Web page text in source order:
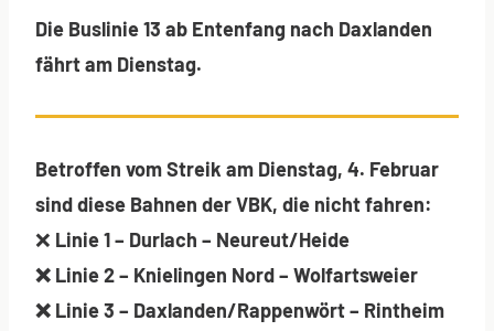
Die Buslinie 13 ab Entenfang nach Daxlanden
fährt am Dienstag.
Betroffen vom Streik am Dienstag, 4. Februar
sind diese Bahnen der VBK, die nicht fahren:
❌ Linie 1 – Durlach – Neureut/Heide
❌ Linie 2 – Knielingen Nord – Wolfartsweier
❌ Linie 3 – Daxlanden/Rappenwört – Rintheim